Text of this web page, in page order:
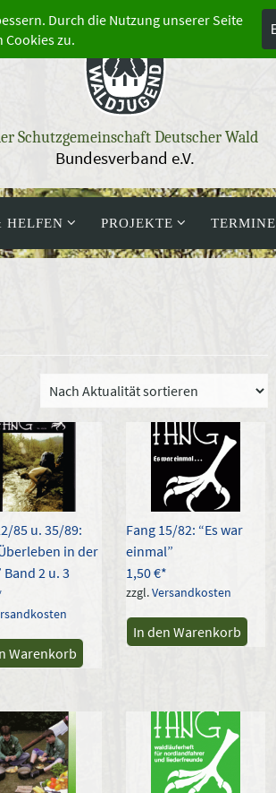
Schutzgemeinschaft Deutscher Wald
Bundesverband e.V.
HELFEN PROJEKTE TERMINE
85 u. 35/89:
in der
Band 2 u. 3
Warenkorb
Fang 15/82: “Es war
einmal”
1,50€
zzgl.Versandkosten
In den Warenkorb